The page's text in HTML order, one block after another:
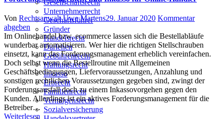
Gesellschaftsrecht
Unternehmerrecht
Geschäftsführer
Gründer
Handelsrecht
Darlehen
Gebührenrecht
Haftungsrecht
Inkasso
Erbrecht
Familienrecht
Vermögensrecht
Sozialversicherung
Author
Von Rechtsanwalt Uwe MartensPosted
29. Januar 2020 Kommentar
abgeben
Im Onlinehandel bzw. ecommerce lassen sich die Bestellabläufe
wunderbar automatisieren. Wer hier die richtigen Stellschrauben
einsetzt, kann das Forderungsmanagement erheblich vereinfachen.
Doch selbst wenn die Bestellroutine mit Allgemeinen
Geschäftsbedingungen, Liefervoraussetzungen, Anzahlung und
sonstigen rechtlichen Voraussetzungen gegeben sind, zwingt der
Forderungsausfall doch zu einem Inkassovorgehen gegen den
Kunden. Allerdings ist ein aktives Forderungsmanagement für die
Betreiber…
Weiterlesen